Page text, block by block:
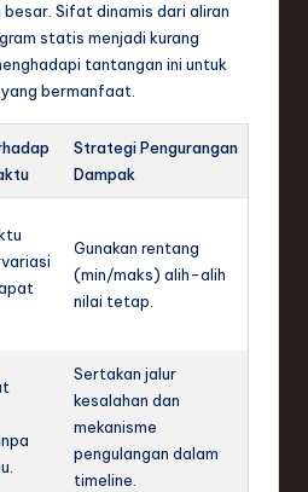
Sifat dinamis dari aliran
statis menjadi kurang
tantangan ini untuk
bermanfaat.
Strategi Pengurangan
Dampak
Gunakan rentang
(min/maks) alih-alih
nilai tetap.
Sertakan jalur
kesalahan dan
mekanisme
pengulangan dalam
timeline.